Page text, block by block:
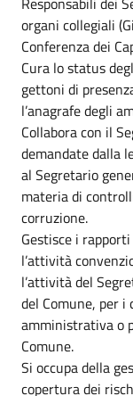
organi collegiali
Conferenza dei
Cura lo status
gettoni di
l’anagrafe degli
Collabora con il
demandate dalla
al Segretario
materia di
corruzione.
Gestisce i
l’attività
l’attività del
del Comune, per
amministrativa o
Comune.
Si occupa della
copertura dei